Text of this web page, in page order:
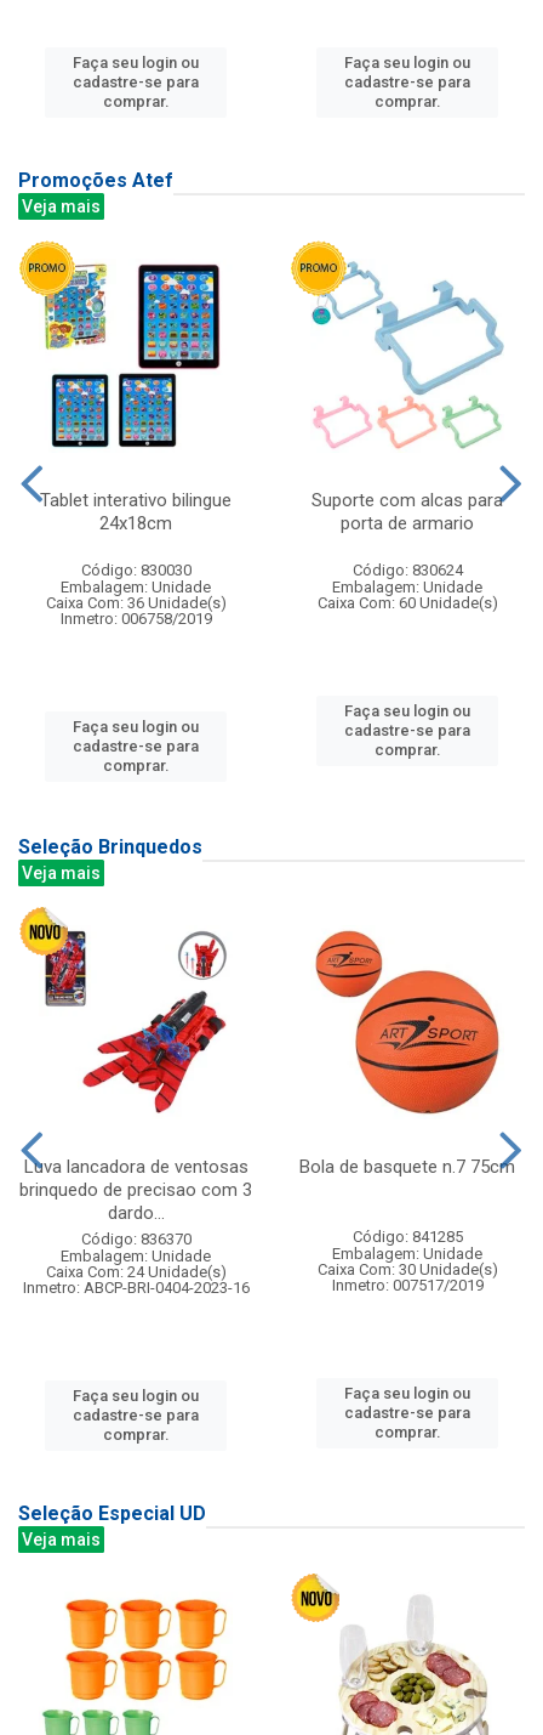
Faça seu login ou
cadastre-se para
comprar.
Faça seu login ou
cadastre-se para
comprar.
Promoções Atef
Veja mais
Tablet interativo bilingue
24x18cm
Código: 830030
Embalagem: Unidade
Caixa Com: 36 Unidade(s)
Inmetro: 006758/2019
Faça seu login ou
cadastre-se para
comprar.
Suporte com alcas para
porta de armario
Código: 830624
Embalagem: Unidade
Caixa Com: 60 Unidade(s)
Faça seu login ou
cadastre-se para
comprar.
Seleção Brinquedos
Veja mais
Luva lancadora de ventosas
brinquedo de precisao com 3
dardo...
Código: 836370
Embalagem: Unidade
Caixa Com: 24 Unidade(s)
Inmetro: ABCP-BRI-0404-2023-16
Faça seu login ou
cadastre-se para
comprar.
Bola de basquete n.7 75cm
Código: 841285
Embalagem: Unidade
Caixa Com: 30 Unidade(s)
Inmetro: 007517/2019
Faça seu login ou
cadastre-se para
comprar.
Seleção Especial UD
Veja mais